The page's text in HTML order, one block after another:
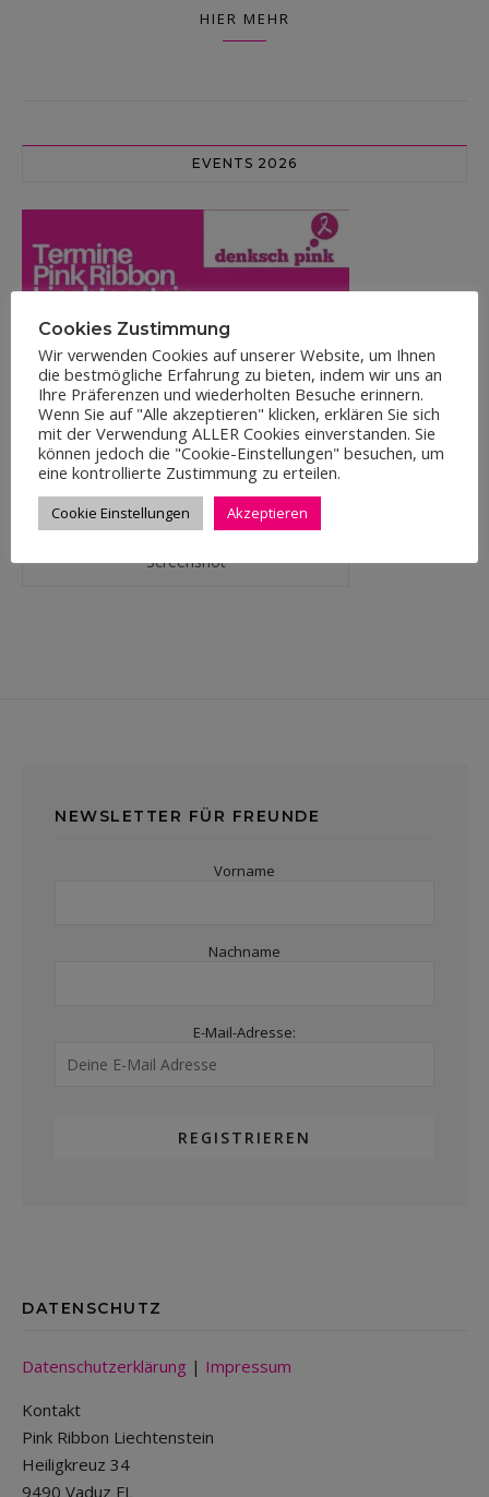
HIER MEHR
EVENTS 2026
Screenshot
NEWSLETTER FÜR FREUNDE
Vorname
Nachname
E-Mail-Adresse:
DATENSCHUTZ
Datenschutzerklärung | Impressum
Kontakt
Pink Ribbon Liechtenstein
Heiligkreuz 34
9490 Vaduz FL
Cookies Zustimmung
Wir verwenden Cookies auf unserer Website, um Ihnen
die bestmögliche Erfahrung zu bieten, indem wir uns an
Ihre Präferenzen und wiederholten Besuche erinnern.
Wenn Sie auf "Alle akzeptieren" klicken, erklären Sie sich
mit der Verwendung ALLER Cookies einverstanden. Sie
können jedoch die "Cookie-Einstellungen" besuchen, um
eine kontrollierte Zustimmung zu erteilen.
Cookie Einstellungen Akzeptieren